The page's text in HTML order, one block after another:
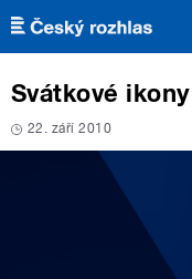
Přejít k hlavnímu obsahu
Svátkové ikony
22. září 2010